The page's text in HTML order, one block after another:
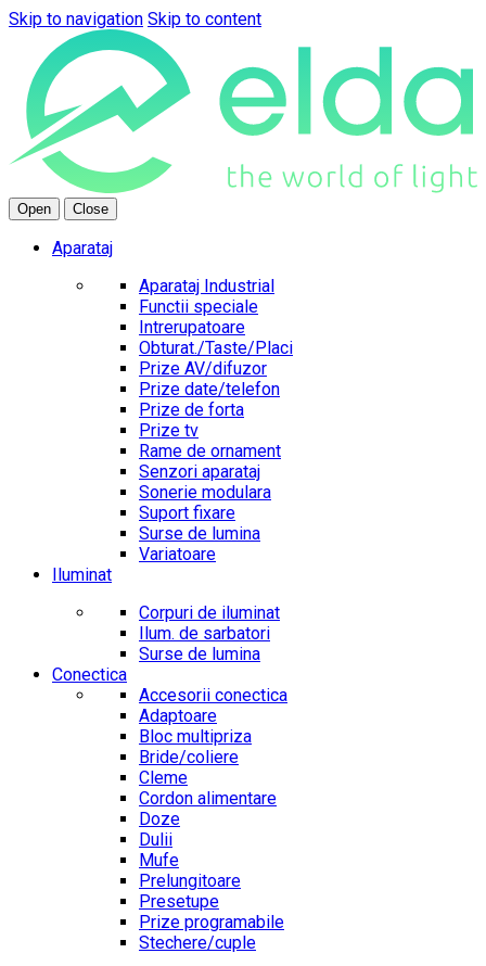
Skip to navigation Skip to content
Open Close
Aparataj
Aparataj Industrial
Functii speciale
Intrerupatoare
Obturat./Taste/Placi
Prize AV/difuzor
Prize date/telefon
Prize de forta
Prize tv
Rame de ornament
Senzori aparataj
Sonerie modulara
Suport fixare
Surse de lumina
Variatoare
Iluminat
Corpuri de iluminat
Ilum. de sarbatori
Surse de lumina
Conectica
Accesorii conectica
Adaptoare
Bloc multipriza
Bride/coliere
Cleme
Cordon alimentare
Doze
Dulii
Mufe
Prelungitoare
Presetupe
Prize programabile
Stechere/cuple